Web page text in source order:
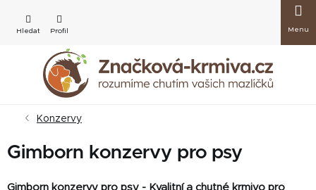
obsah
košík
Konzervy
Gimborn konzervy pro psy
Gimborn konzervy pro psy - Kvalitní a chutné krmivo pro